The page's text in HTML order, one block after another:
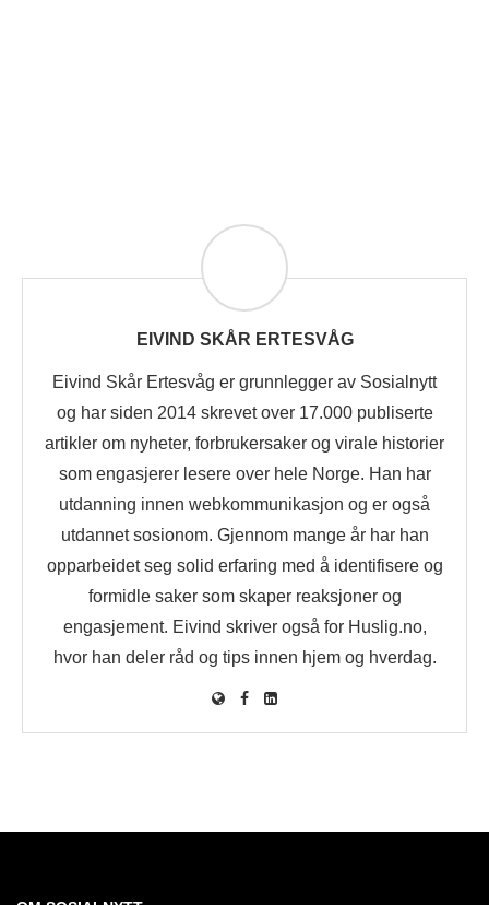
EIVIND SKÅR ERTESVÅG
Eivind Skår Ertesvåg er grunnlegger av Sosialnytt
og har siden 2014 skrevet over 17.000 publiserte
artikler om nyheter, forbrukersaker og virale historier
som engasjerer lesere over hele Norge. Han har
utdanning innen webkommunikasjon og er også
utdannet sosionom. Gjennom mange år har han
opparbeidet seg solid erfaring med å identifisere og
formidle saker som skaper reaksjoner og
engasjement. Eivind skriver også for Huslig.no,
hvor han deler råd og tips innen hjem og hverdag.